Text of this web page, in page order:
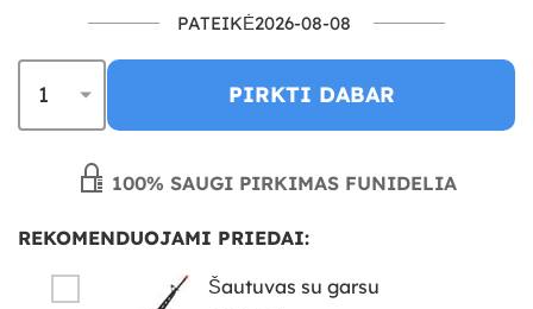
PATEIKĖ2026-08-08
PIRKTI DABAR
100% SAUGI PIRKIMAS FUNIDELIA
REKOMENDUOJAMI PRIEDAI:
Šautuvas su garsu